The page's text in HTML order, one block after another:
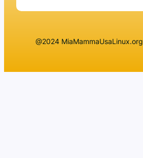
@2024 MiaMammaUsaLinux.org